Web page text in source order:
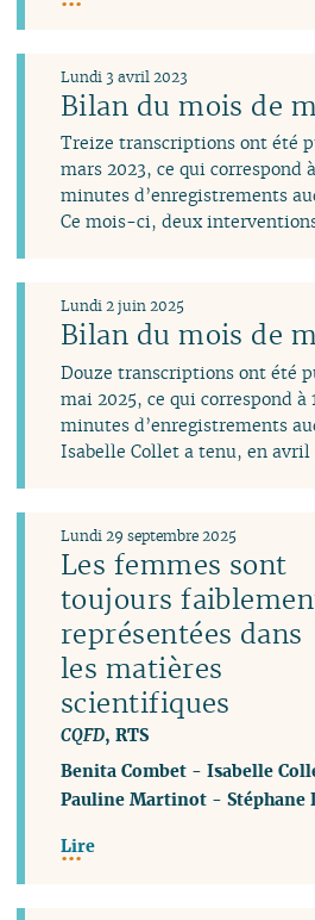
Bilan du mois de
Lundi 3 avril 2023
Treize transcriptions ont été
mars 2023, ce qui correspond
minutes d’enregistrements
Ce mois-ci, deux
Bilan du mois de
Lundi 2 juin 2025
Douze transcriptions ont été
mai 2025, ce qui correspond à
minutes d’enregistrements
Isabelle Collet a tenu, en
Les femmes sont
toujours
représentées dans
les matières
scientifiques
CQFD, RTS
Lundi 29 septembre 2025
Benita Combet -Isabelle
Pauline Martinot -Stéphane
Lire